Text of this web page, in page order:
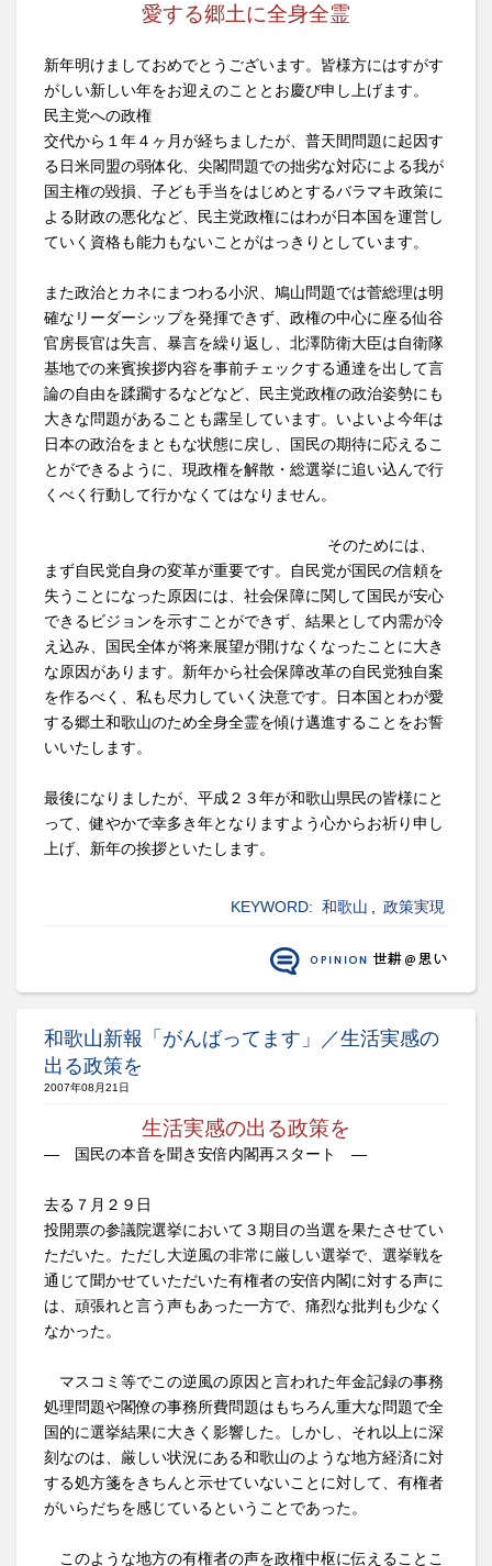
愛する郷土に全身全霊
新年明けましておめでとうございます。皆様方にはすがす
がしい新しい年をお迎えのこととお慶び申し上げます。
民主党への政権
交代から１年４ヶ月が経ちましたが、普天間問題に起因す
る日米同盟の弱体化、尖閣問題での拙劣な対応による我が
国主権の毀損、子ども手当をはじめとするバラマキ政策に
よる財政の悪化など、民主党政権にはわが日本国を運営し
ていく資格も能力もないことがはっきりとしています。
また政治とカネにまつわる小沢、鳩山問題では菅総理は明
確なリーダーシップを発揮できず、政権の中心に座る仙谷
官房長官は失言、暴言を繰り返し、北澤防衛大臣は自衛隊
基地での来賓挨拶内容を事前チェックする通達を出して言
論の自由を蹂躙するなどなど、民主党政権の政治姿勢にも
大きな問題があることも露呈しています。いよいよ今年は
日本の政治をまともな状態に戻し、国民の期待に応えるこ
とができるように、現政権を解散・総選挙に追い込んで行
くべく行動して行かなくてはなりません。
そのためには、
まず自民党自身の変革が重要です。自民党が国民の信頼を
失うことになった原因には、社会保障に関して国民が安心
できるビジョンを示すことができず、結果として内需が冷
え込み、国民全体が将来展望が開けなくなったことに大き
な原因があります。新年から社会保障改革の自民党独自案
を作るべく、私も尽力していく決意です。日本国とわが愛
する郷土和歌山のため全身全霊を傾け邁進することをお誓
いいたします。
最後になりましたが、平成２３年が和歌山県民の皆様にと
って、健やかで幸多き年となりますよう心からお祈り申し
上げ、新年の挨拶といたします。
KEYWORD: 和歌山 政策実現
和歌山新報「がんばってます」／生活実感の
出る政策を
2007年08月21日
生活実感の出る政策を
― 国民の本音を聞き安倍内閣再スタート ―
去る７月２９日
投開票の参議院選挙において３期目の当選を果たさせてい
ただいた。ただし大逆風の非常に厳しい選挙で、選挙戦を
通じて聞かせていただいた有権者の安倍内閣に対する声に
は、頑張れと言う声もあった一方で、痛烈な批判も少なく
なかった。
マスコミ等でこの逆風の原因と言われた年金記録の事務
処理問題や閣僚の事務所費問題はもちろん重大な問題で全
国的に選挙結果に大きく影響した。しかし、それ以上に深
刻なのは、厳しい状況にある和歌山のような地方経済に対
する処方箋をきちんと示せていないことに対して、有権者
がいらだちを感じているということであった。
このような地方の有権者の声を政権中枢に伝えることこ